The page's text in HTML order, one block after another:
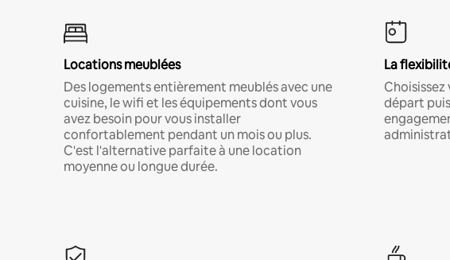
Locations meublées
Des logements entièrement meublés avec une
cuisine, le wifi et les équipements dont vous
avez besoin pour vous installer
confortablement pendant un mois ou plus.
C'est l'alternative parfaite à une location
moyenne ou longue durée.
La
départ